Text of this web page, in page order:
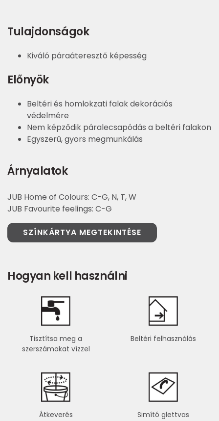
Tulajdonságok
Kiváló páraáteresztő képesség
Előnyök
Beltéri és homlokzati falak dekorációs
védelmére
Nem képződik páralecsapódás a beltéri falakon
Egyszerű, gyors megmunkálás
Árnyalatok
JUB Home of Colours: C-G, N, T, W
JUB Favourite feelings: C-G
SZÍNKÁRTYA MEGTEKINTÉSE
Hogyan kell használni
Tisztítsa meg a
szerszámokat vízzel
Beltéri felhasználás
Átkeverés Simító glettvas